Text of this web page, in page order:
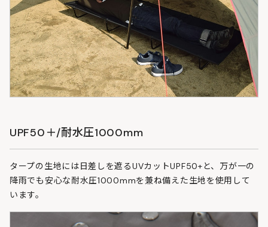
UPF50＋/耐水圧1000mm
タープの生地には日差しを遮るUVカットUPF50+と、万が一の
降雨でも安心な耐水圧1000mmを兼ね備えた生地を使用して
います。